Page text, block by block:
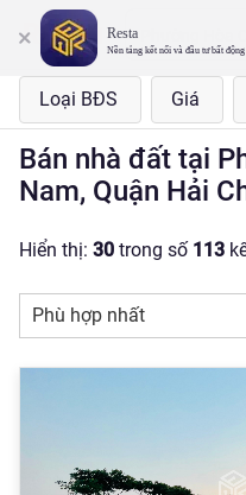
Resta
Nền tảng kết nối và đầu tư bất động
Loại BĐS Giá
Bán nhà đất tại
Nam, Quận Hải
Hiển thị: 30 trong số 113
Phù hợp nhất